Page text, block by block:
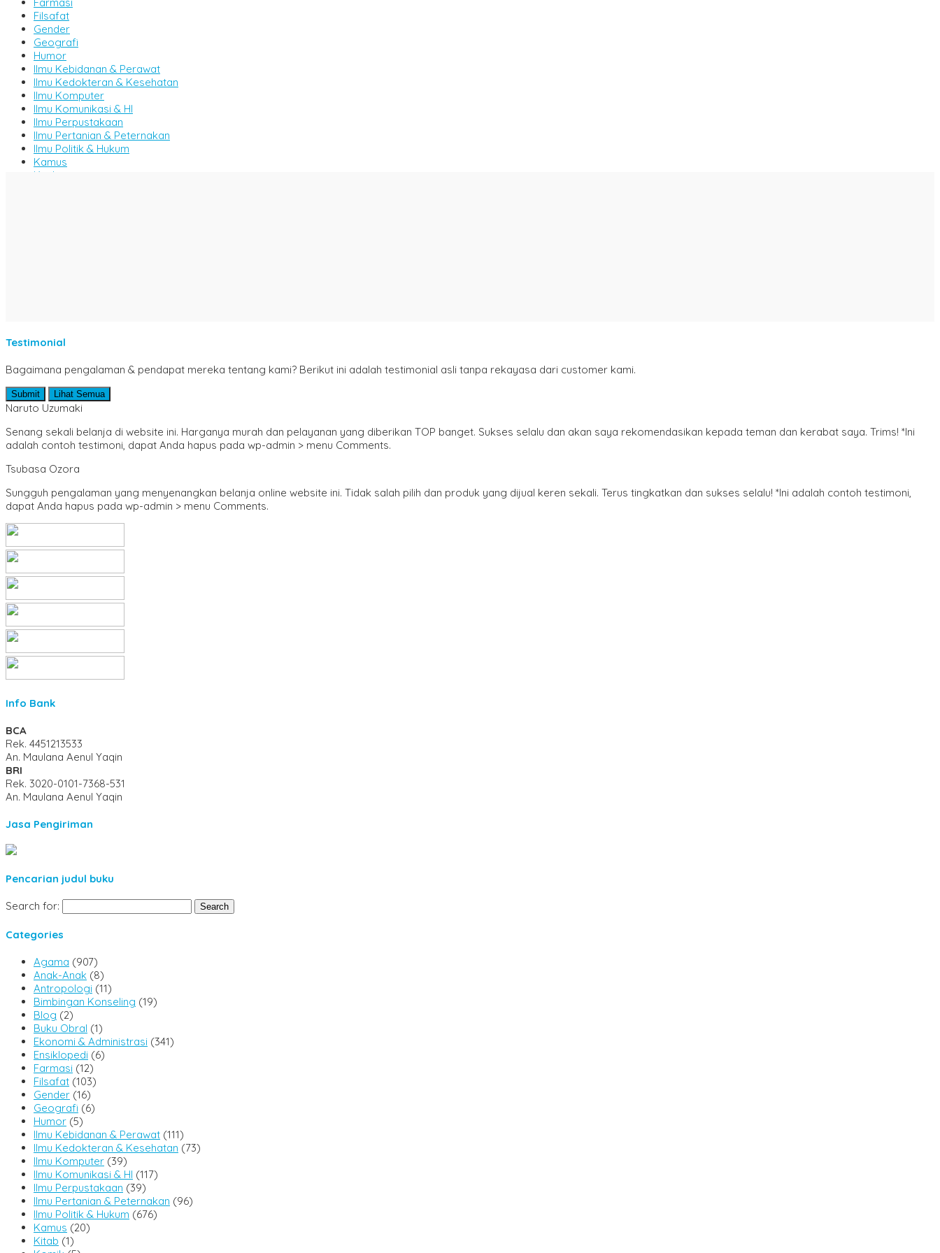
Filsafat
Gender
Geografi
Humor
Ilmu Kebidanan & Perawat
Ilmu Kedokteran & Kesehatan
Ilmu Komputer
Ilmu Komunikasi & HI
Ilmu Perpustakaan
Ilmu Pertanian & Peternakan
Ilmu Politik & Hukum
Kamus
Kitab
Puisi
Sains & Teknologi
SD/ MI
Sejarah & Biografi
Seni & Bahasa Sastra
SMA/ MA
SMP/ MTS
Sosial dan Budaya
Teknik Sipil
Testimonial
Bagaimana pengalaman & pendapat mereka tentang kami? Berikut ini adalah testimonial asli tanpa rekayasa dari customer kami.
Submit Lihat Semua
Naruto Uzumaki
Senang sekali belanja di website ini. Harganya murah dan pelayanan yang diberikan TOP banget. Sukses selalu dan akan saya rekomendasikan kepada teman dan kerabat saya. Trims! *Ini
adalah contoh testimoni, dapat Anda hapus pada wp-admin > menu Comments.
Tsubasa Ozora
Sungguh pengalaman yang menyenangkan belanja online website ini. Tidak salah pilih dan produk yang dijual keren sekali. Terus tingkatkan dan sukses selalu! *Ini adalah contoh testimoni,
dapat Anda hapus pada wp-admin > menu Comments.
Info Bank
BCA
Rek. 4451213533
An. Maulana Aenul Yaqin
BRI
Rek. 3020-0101-7368-531
An. Maulana Aenul Yaqin
Jasa Pengiriman
Pencarian judul buku
Search for:
Categories
Agama (907)
Anak-Anak (8)
Antropologi (11)
Bimbingan Konseling (19)
Blog (2)
Buku Obral (1)
Ekonomi & Administrasi (341)
Ensiklopedi (6)
Farmasi (12)
Filsafat (103)
Gender (16)
Geografi (6)
Humor (5)
Ilmu Kebidanan & Perawat (111)
Ilmu Kedokteran & Kesehatan (73)
Ilmu Komputer (39)
Ilmu Komunikasi & HI (117)
Ilmu Perpustakaan (39)
Ilmu Pertanian & Peternakan (96)
Ilmu Politik & Hukum (676)
Kamus (20)
Kitab (1)